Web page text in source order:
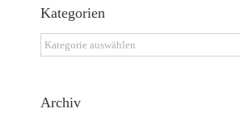
Kategorien
Kategorien
Archiv